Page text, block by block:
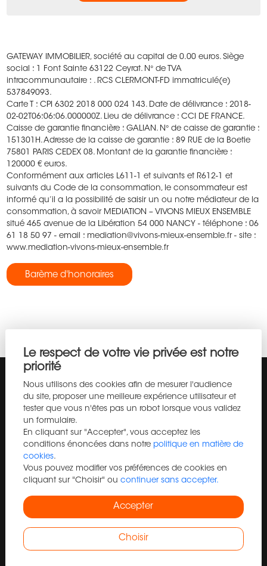
Le respect de votre vie privée est notre
priorité
Nous utilisons des cookies afin de mesurer l'audience
du site, proposer une meilleure expérience utilisateur et
tester que vous n'êtes pas un robot lorsque vous validez
un formulaire.
En cliquant sur "Accepter", vous acceptez les
conditions énoncées dans notre politique en matière de
cookies.
Vous pouvez modifier vos préférences de cookies en
cliquant sur "Choisir" ou continuer sans accepter.
Accepter
Choisir
GATEWAY IMMOBILIER, société au capital de 0.00 euros.Siège
social : 1 Font Sainte 63122 Ceyrat. N° de TVA
intracommunautaire : . RCS CLERMONT-FD immatriculé(e)
537849093.
Carte T : CPI 6302 2018 000 024 143. Date de délivrance : 2018-
02-02T06:06:06.000000Z. Lieu de délivrance : CCI DE FRANCE.
Caisse de garantie financière : GALIAN. N° de caisse de garantie :
151301H. Adresse de la caisse de garantie : 89 RUE de la Boetie
75801 PARIS CEDEX 08. Montant de la garantie financière :
120000 € euros.
Conformément aux articles L611-1 et suivants et R612-1 et
suivants du Code de la consommation, le consommateur est
informé qu’il a la possibilité de saisir un ou notre médiateur de la
consommation, à savoir MEDIATION – VIVONS MIEUX ENSEMBLE
situé 465 avenue de la Libération 54 000 NANCY - téléphone : 06
61 18 50 97 - email : mediation@vivons-mieux-ensemble.fr - site :
www.mediation-vivons-mieux-ensemble.fr
Barème d'honoraires
GATEWAY IMMOBILIER
et vous propose de vous accompagner dans vos projets
immobiliers à Auvergne-Rhône-Alpes, Immobilier à Aurillac :
authenticité, qualité de vie et opportunités au cœur du Cantal,
Immobilier à Clermont-Ferrand : investir et vivre au cœur de
patrimoine et opportunités d’investissement, Immobilier à
Montluçon : accessibilité, patrimoine et opportunités au cœur
de l’Allier, Immobilier à Riom : patrimoine, qualité de vie et
opportunités aux portes de Clermont-Ferrand, Immobilier à Vichy